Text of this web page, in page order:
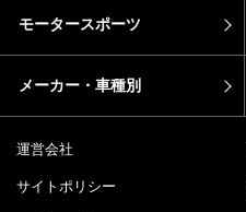
モータースポーツ
メーカー・車種別
運営会社
サイトポリシー